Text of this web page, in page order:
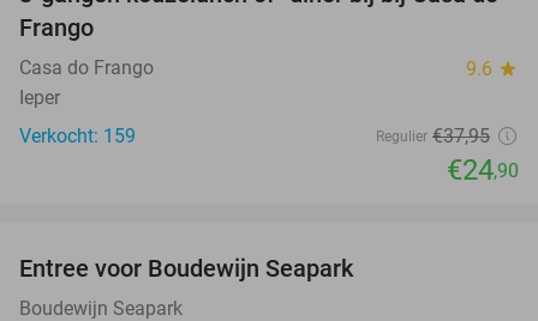
Frango
Casa do Frango 9.6 star
Ieper
Verkocht: 159
Regulier €37,95
€24,90
Entree voor Boudewijn Seapark
Boudewijn Seapark